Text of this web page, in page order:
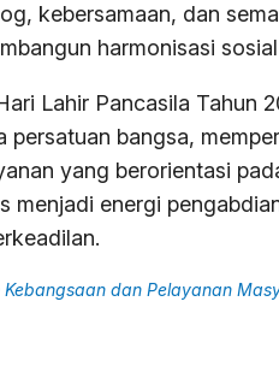
kebersamaan, dan
harmonisasi
Lahir Pancasila Tahun
persatuan bangsa,
yang berorientasi
menjadi energi
Kebangsaan dan Pelayanan